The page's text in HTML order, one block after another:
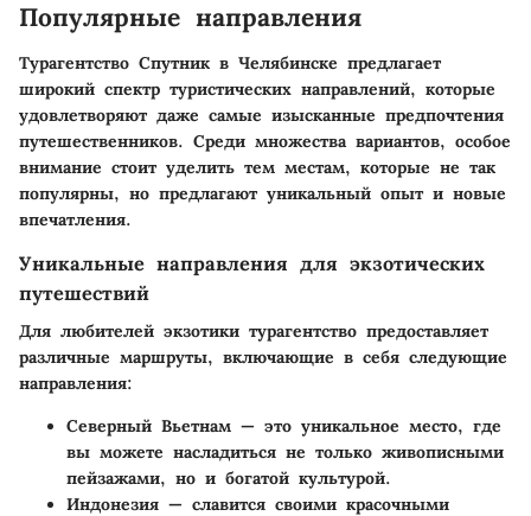
Популярные направления
Турагентство Спутник в Челябинске предлагает
широкий спектр туристических направлений, которые
удовлетворяют даже самые изысканные предпочтения
путешественников. Среди множества вариантов, особое
внимание стоит уделить тем местам, которые не так
популярны, но предлагают уникальный опыт и новые
впечатления.
Уникальные направления для экзотических
путешествий
Для любителей экзотики турагентство предоставляет
различные маршруты, включающие в себя следующие
направления:
Северный Вьетнам — это уникальное место, где
вы можете насладиться не только живописными
пейзажами, но и богатой культурой.
Индонезия — славится своими красочными